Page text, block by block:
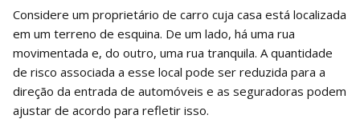
Considere um proprietário de carro cuja casa está localizada
em um terreno de esquina. De um lado, há uma rua
movimentada e, do outro, uma rua tranquila. A quantidade
de risco associada a esse local pode ser reduzida para a
direção da entrada de automóveis e as seguradoras podem
ajustar de acordo para refletir isso.